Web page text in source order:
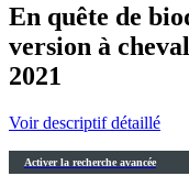
En quête de
version à
2021
Voir descriptif détaillé
Activer la recherche avancée